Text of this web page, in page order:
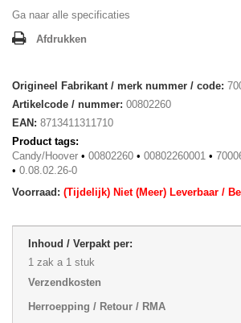
Ga naar alle specificaties
Afdrukken
Origineel Fabrikant / merk nummer / code:
Artikelcode / nummer: 00802260
EAN: 8713411311710
Product tags:
Candy/Hoover • 00802260 • 00802260001 •
• 0.08.02.26-0
Voorraad: (Tijdelijk) Niet (Meer) Leverbaar /
Inhoud / Verpakt per:
1 zak a 1 stuk
Verzendkosten
Herroepping / Retour / RMA